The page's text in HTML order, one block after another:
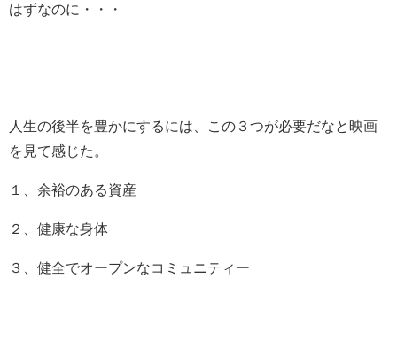
はずなのに・・・
人生の後半を豊かにするには、この３つが必要だなと映画
を見て感じた。
１、余裕のある資産
２、健康な身体
３、健全でオープンなコミュニティー